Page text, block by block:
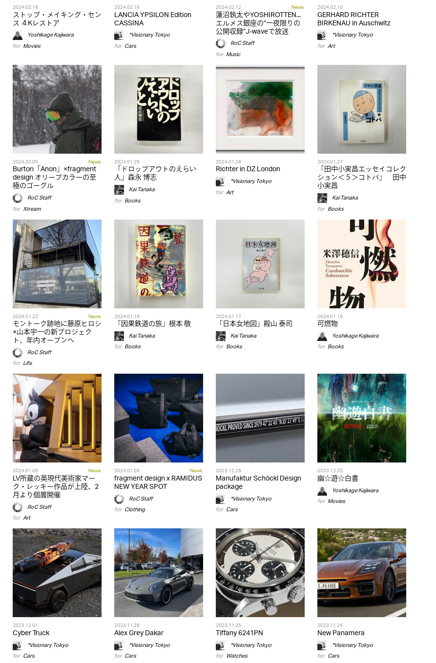
2024.02.16
ストップ・メイキング・セン
ス ４Kレストア
Yoshikage Kajiwara
for Movies
2024.02.16
LANCIA YPSILON Edition
CASSINA
*Visionary Tokyo
for Cars
2024.02.12 News
蓮沼執太やYOSHIROTTEN...
エルメス銀座の”一夜限りの
公開収録”J-waveで放送
RoC Staff
for Music
2024.02.10
GERHARD RICHTER
BIRKENAU in Auschwitz
*Visionary Tokyo
for Art
2024.02.05 News
Burton「Anon」×fragment
design オリーブカラーの至
極のゴーグル
RoC Staff
for Xtream
2024.01.29
「ドロップアウトのえらい
人」森永 博志
Kai Tanaka
for Books
2024.01.28
Richter in DZ London
*Visionary Tokyo
for Art
2024.01.27
「田中小実昌エッセイコレク
ション＜５＞コトバ」 田中
小実昌
Kai Tanaka
for Books
2024.01.22 News
モントーク跡地に藤原ヒロシ
×山本宇一の新プロジェク
ト、年内オープンへ
RoC Staff
for Life
2024.01.19
「因果鉄道の旅」根本 敬
Kai Tanaka
for Books
2024.01.17
「日本女地図」殿山 泰司
Kai Tanaka
for Books
2024.01.16
可燃物
Yoshikage Kajiwara
for Books
2024.01.05 News
LV所蔵の英現代美術家マー
ク・レッキー作品が上陸、2
月より個展開催
RoC Staff
for Art
2024.01.03 News
fragment design x RAMIDUS
NEW YEAR SPOT
RoC Staff
for Clothing
2023.12.29
Manufaktur Schöckl Design
package
*Visionary Tokyo
for Cars
2023.12.20
幽☆遊☆白書
Yoshikage Kajiwara
for Movies
2023.12.01
Cyber Truck
*Visionary Tokyo
for Cars
2023.11.28
Alex Grey Dakar
*Visionary Tokyo
for Cars
2023.11.25
Tiffany 6241PN
*Visionary Tokyo
for Watches
2023.11.24
New Panamera
*Visionary Tokyo
for Cars